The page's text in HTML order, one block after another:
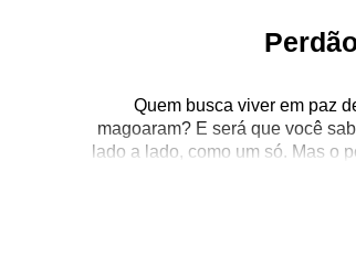
Quem busca viver em paz
magoaram? E será que você
lado a lado, como um só. Mas o
de amor. Então, aprenda a